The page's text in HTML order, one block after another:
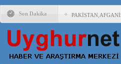
Son Dakika